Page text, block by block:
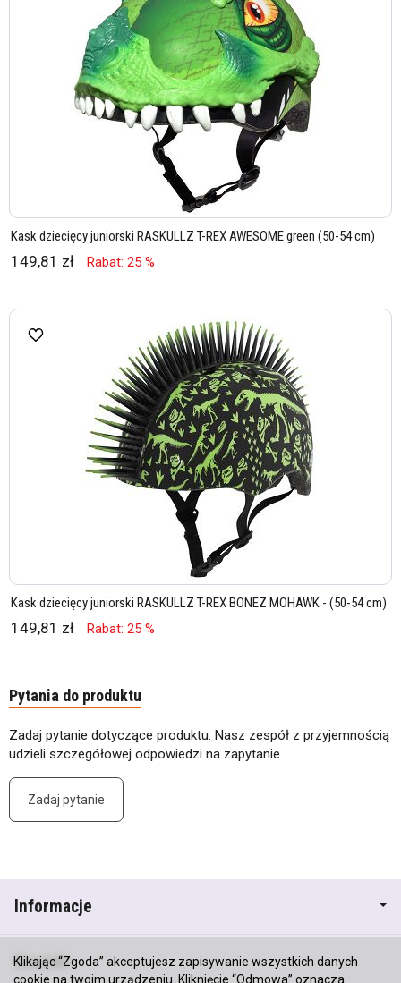
Kask dziecięcy juniorski RASKULLZ T-REX AWESOME green (50-54 cm)
149,81 zł Rabat: 25 %
Kask dziecięcy juniorski RASKULLZ T-REX BONEZ MOHAWK - (50-54 cm)
149,81 zł Rabat: 25 %
Pytania do produktu
Zadaj pytanie dotyczące produktu. Nasz zespół z przyjemnością
udzieli szczegółowej odpowiedzi na zapytanie.
Zadaj pytanie
Informacje
Kontakt
Klikając “Zgoda” akceptujesz zapisywanie wszystkich danych
cookie na twoim urządzeniu. Kliknięcie “Odmowa” oznacza